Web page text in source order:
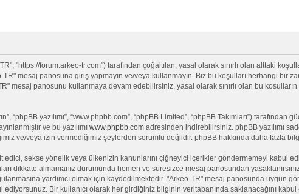
"https://forum.arkeo-tr.com") tarafından çoğaltılan, yasal olarak sınırlı olan alttaki
TR" mesaj panosuna giriş yapmayın ve/veya kullanmayın. Biz bu koşulları herhangi
mesaj panosunu kullanmaya devam edebilirsiniz, yasal olarak sınırlı olan bu
“phpBB yazılımı”, “www.phpbb.com”, “phpBB Limited”, “phpBB Takımları”) tarafından
ve bu yazılımı www.phpbb.comadresinden indirebilirsiniz. phpBB yazılımı
ve/veya izin vermediğimiz şeylerden sorumlu değildir. phpBB hakkında daha fazla
sekse yönelik veya ülkenizin kanunlarını çiğneyici içerikler göndermemeyi kabul
dikkate almamanız durumunda hemen ve süresizce mesaj panosundan
yardımcı olmak için kaydedilmektedir. "Arkeo-TR" mesaj panosunda uygun
ediyorsunuz. Bir kullanıcı olarak her girdiğiniz bilginin veritabanında saklanacağını